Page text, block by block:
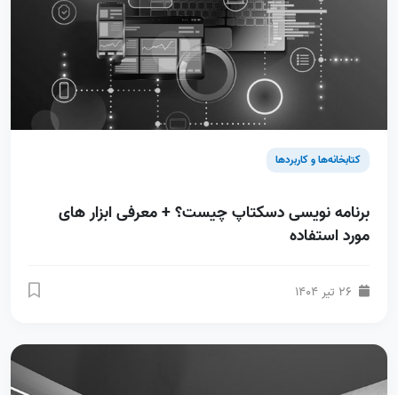
کتابخانه‌ها و کاربردها
برنامه نویسی دسکتاپ چیست؟ + معرفی ابزار های
مورد استفاده